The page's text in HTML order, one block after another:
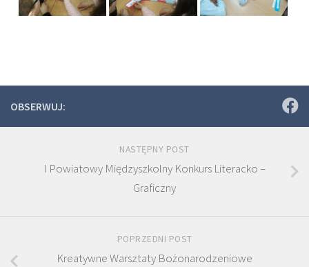
OBSERWUJ:
NASTĘPNY POST
I Powiatowy Międzyszkolny Konkurs Literacko –
Graficzny
POPRZEDNI POST
Kreatywne Warsztaty Bożonarodzeniowe